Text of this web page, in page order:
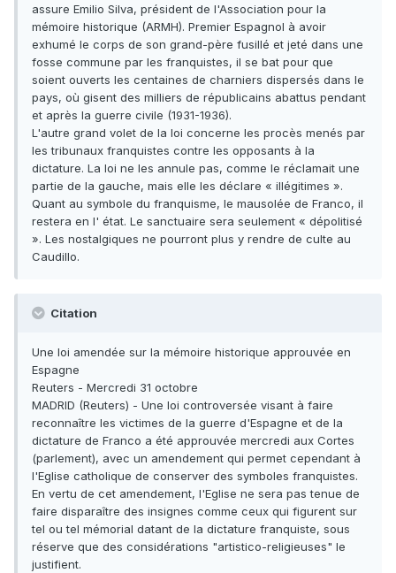
assure Emilio Silva, président de l'Association pour la
mémoire historique (ARMH). Premier Espagnol à avoir
exhumé le corps de son grand-père fusillé et jeté dans une
fosse commune par les franquistes, il se bat pour que
soient ouverts les centaines de charniers dispersés dans le
pays, où gisent des milliers de républicains abattus pendant
et après la guerre civile (1931-1936).
L'autre grand volet de la loi concerne les procès menés par
les tribunaux franquistes contre les opposants à la
dictature. La loi ne les annule pas, comme le réclamait une
partie de la gauche, mais elle les déclare « illégitimes ».
Quant au symbole du franquisme, le mausolée de Franco, il
restera en l' état. Le sanctuaire sera seulement « dépolitisé
». Les nostalgiques ne pourront plus y rendre de culte au
Caudillo.
Citation
Une loi amendée sur la mémoire historique approuvée en
Espagne
Reuters - Mercredi 31 octobre
MADRID (Reuters) - Une loi controversée visant à faire
reconnaître les victimes de la guerre d'Espagne et de la
dictature de Franco a été approuvée mercredi aux Cortes
(parlement), avec un amendement qui permet cependant à
l'Eglise catholique de conserver des symboles franquistes.
En vertu de cet amendement, l'Eglise ne sera pas tenue de
faire disparaître des insignes comme ceux qui figurent sur
tel ou tel mémorial datant de la dictature franquiste, sous
réserve que des considérations "artistico-religieuses" le
justifient.